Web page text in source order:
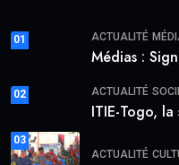
01 ACTUALITÉ
Médias :
02 ACTUALITÉ
ITIE-Togo,
03
ACTUALITÉ